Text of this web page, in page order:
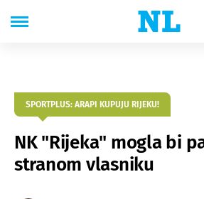
SPORTPLUS: ARAPI KUPUJU RIJEKU!
NK "Rijeka" mogla bi
stranom vlasniku